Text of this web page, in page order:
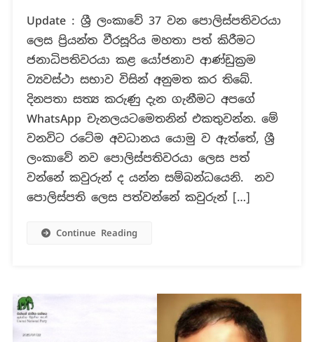
වන
පොලිස්පති,
අජිත්
රෝහණද?
Update : ශ්‍රී ලංකාවේ 37 වන පොලිස්පතිවරයා
ලෙස ප්‍රියන්ත වීරසූරිය මහතා පත් කිරීමට
ජනාධිපතිවරයා කළ යෝජනාව ආණ්ඩුක්‍රම
ව්‍යවස්ථා සභාව විසින් අනුමත කර තිබේ.
දිනපතා සත්‍ය කරුණු දැන ගැනීමට අපගේ
WhatsApp චැනලයටමෙතනින් එකතුවන්න. මේ
වනවිට රටේම අවධානය යොමු ව ඇත්තේ, ශ්‍රී
ලංකාවේ නව පොලිස්පතිවරයා ලෙස පත්
වන්නේ කවුරුන් ද යන්න සම්බන්ධයෙනි. නව
පොලිස්පති ලෙස පත්වන්නේ කවුරුන් […]
Continue Reading